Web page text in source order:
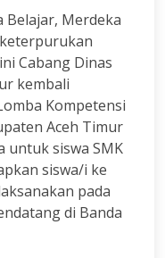
Belajar, Merdeka
Cabang Dinas
kembali
Kompetensi
Aceh Timur
untuk siswa SMK
siswa/i ke
pada
di Banda